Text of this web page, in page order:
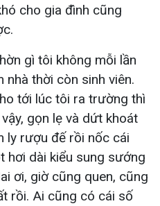
cho gia đình cũng
gì tôi không mỗi lần
thời còn sinh viên.
tới lúc tôi ra trường thì
gọn lẹ và dứt khoát
ly rượu đế rồi nốc cái
hơi dài kiểu sung sướng
ơi, giờ cũng quen, cũng
rồi. Ai cũng có cái số